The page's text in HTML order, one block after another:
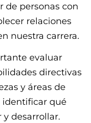
de personas con
relaciones
nuestra carrera.
evaluar
directivas
y áreas de
identificar qué
desarrollar.